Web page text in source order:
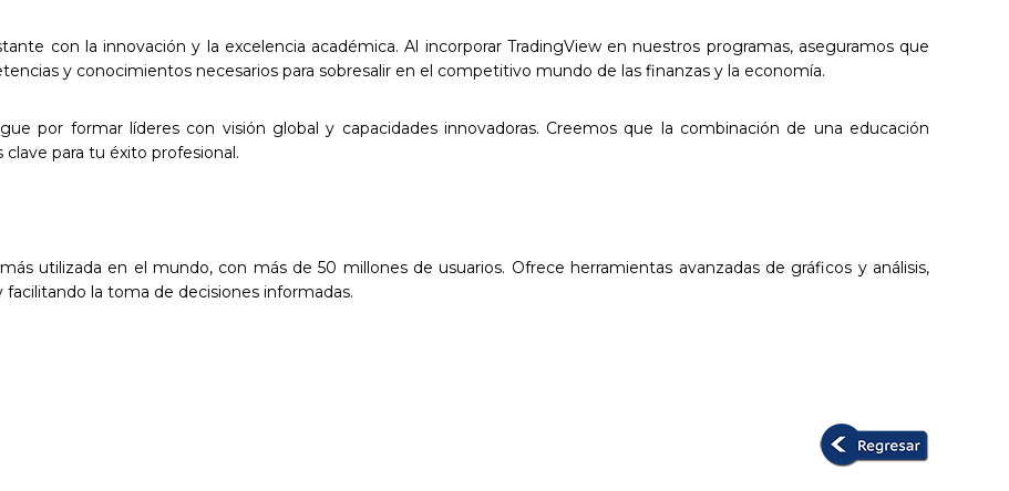
con la innovación y la excelencia académica. Al incorporar TradingView en nuestros programas, aseguramos que
y conocimientos necesarios para sobresalir en el competitivo mundo de las finanzas y la economía.
por formar líderes con visión global y capacidades innovadoras. Creemos que la combinación de una educación
para tu éxito profesional.
utilizada en el mundo, con más de 50 millones de usuarios. Ofrece herramientas avanzadas de gráficos y análisis,
la toma de decisiones informadas.